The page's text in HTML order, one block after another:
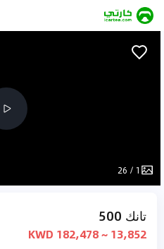
1
/
26
تانك 500
13,852 ~ 182,478 KWD